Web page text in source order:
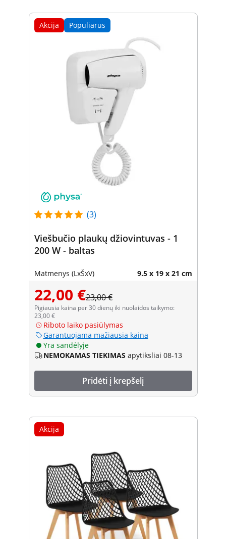
Akcija Populiarus
(3)
Viešbučio plaukų džiovintuvas - 1
200 W - baltas
Matmenys (LxŠxV) 9.5 x 19 x 21 cm
22,00 €23,00 €
Pigiausia kaina per 30 dienų iki nuolaidos taikymo:
23,00 €
Riboto laiko pasiūlymas
Garantuojama mažiausia kaina
Yra sandėlyje
NEMOKAMAS TIEKIMAS apytiksliai 08-13
Pridėti į krepšelį
Akcija